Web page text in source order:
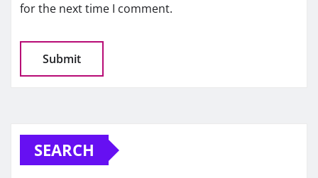
for the next time I comment.
SEARCH